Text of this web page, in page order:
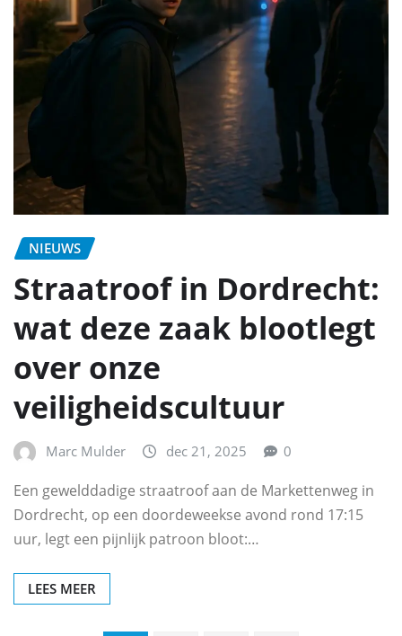
NIEUWS
Straatroof in Dordrecht:
wat deze zaak blootlegt
over onze
veiligheidscultuur
Marc Mulder dec 21, 2025 0
Een gewelddadige straatroof aan de Markettenweg in
Dordrecht, op een doordeweekse avond rond 17:15
uur, legt een pijnlijk patroon bloot:…
LEES MEER